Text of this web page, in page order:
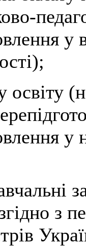
у
освіту
у
з